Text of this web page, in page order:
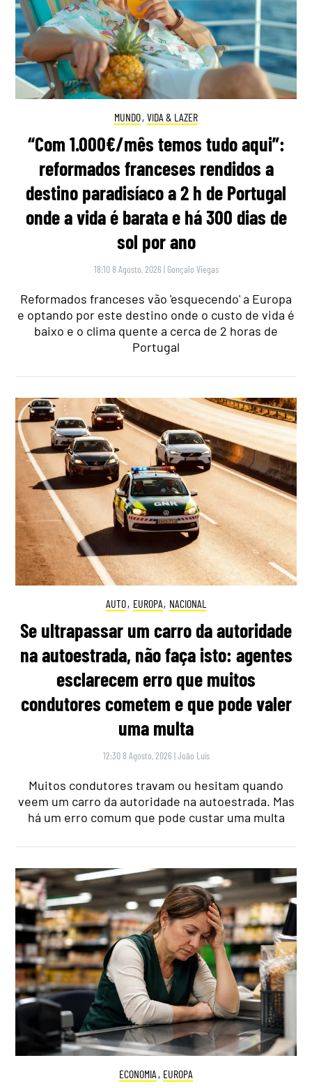
MUNDO, VIDA & LAZER
“Com 1.000€/mês temos tudo aqui”:
reformados franceses rendidos a
destino paradisíaco a 2 h de Portugal
onde a vida é barata e há 300 dias de
sol por ano
18:10 8 Agosto, 2026 | Gonçalo Viegas
Reformados franceses vão 'esquecendo' a Europa
e optando por este destino onde o custo de vida é
baixo e o clima quente a cerca de 2 horas de
Portugal
AUTO, EUROPA, NACIONAL
Se ultrapassar um carro da autoridade
na autoestrada, não faça isto: agentes
esclarecem erro que muitos
condutores cometem e que pode valer
uma multa
12:30 8 Agosto, 2026 |João Luís
Muitos condutores travam ou hesitam quando
veem um carro da autoridade na autoestrada. Mas
há um erro comum que pode custar uma multa
ECONOMIA , EUROPA